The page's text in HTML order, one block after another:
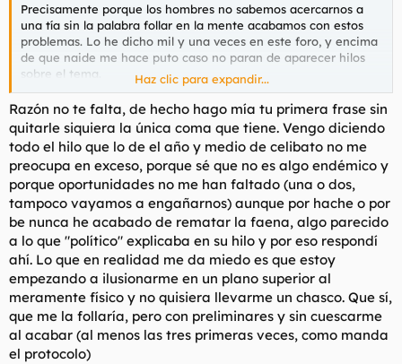
Precisamente porque los hombres no sabemos acercarnos a
una tía sin la palabra follar en la mente acabamos con estos
problemas. Lo he dicho mil y una veces en este foro, y encima
de que naide me hace puto caso no paran de aparecer hilos
sobre el tema.
Hombres: sed libres. Practicad el sexo, amad a las mujeres. No
seáis siervos del sexo ni de las mujeres. No merece la pena.
Haz clic para expandir...
Razón no te falta, de hecho hago mía tu primera frase sin
quitarle siquiera la única coma que tiene. Vengo diciendo
todo el hilo que lo de el año y medio de celibato no me
preocupa en exceso, porque sé que no es algo endémico y
porque oportunidades no me han faltado (una o dos,
tampoco vayamos a engañarnos) aunque por hache o por
be nunca he acabado de rematar la faena, algo parecido
a lo que "político" explicaba en su hilo y por eso respondí
ahí. Lo que en realidad me da miedo es que estoy
empezando a ilusionarme en un plano superior al
meramente físico y no quisiera llevarme un chasco. Que sí,
que me la follaría, pero con preliminares y sin cuescarme
al acabar (al menos las tres primeras veces, como manda
el protocolo)